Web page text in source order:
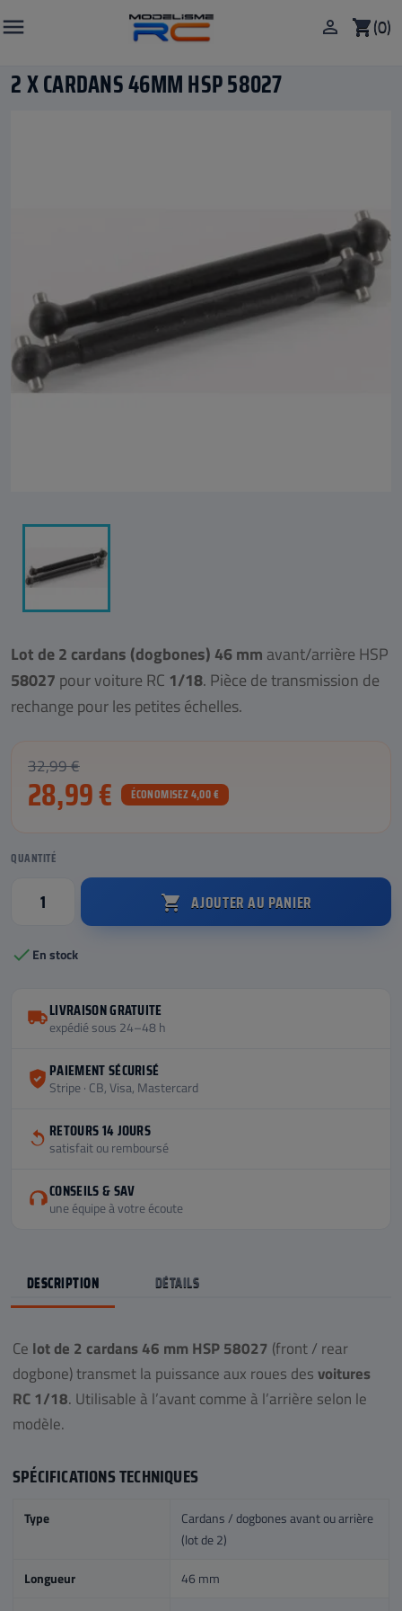
 shopping_cart(0)

2 X CARDANS 46MM HSP 58027
Lot de 2 cardans (dogbones) 46 mm avant/arrière HSP
58027 pour voiture RC 1/18. Pièce de transmission de
rechange pour les petites échelles.
32,99 €
28,99 € ÉCONOMISEZ 4,00 €
QUANTITÉ
 AJOUTER AU PANIER
En stock
LIVRAISON GRATUITE
expédié sous 24–48 h
PAIEMENT SÉCURISÉ
Stripe · CB, Visa, Mastercard
RETOURS 14 JOURS
satisfait ou remboursé
CONSEILS & SAV
une équipe à votre écoute
DESCRIPTION DÉTAILS
Ce lot de 2 cardans 46 mm HSP 58027 (front / rear
dogbone) transmet la puissance aux roues des voitures
RC 1/18. Utilisable à l’avant comme à l’arrière selon le
modèle.
SPÉCIFICATIONS TECHNIQUES
Type
Cardans / dogbones avant ou arrière
(lot de 2)
Longueur 46 mm